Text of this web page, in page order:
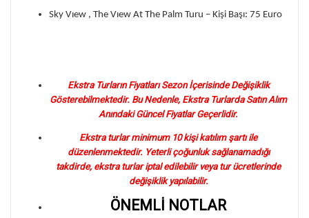
Sky Vıew , The Vıew At The Palm Turu – Kişi Başı: 75 Euro
Ekstra Turların Fiyatları Sezon İçerisinde Değişiklik
Gösterebilmektedir. Bu Nedenle, Ekstra Turlarda Satın Alım
Anındaki Güncel Fiyatlar Geçerlidir.
Ekstra turlar minimum 10 kişi katılım şartı ile
düzenlenmektedir. Yeterli çoğunluk sağlanamadığı
takdirde, ekstra turlar iptal edilebilir veya tur ücretlerinde
değişiklik yapılabilir.
ÖNEMLİ NOTLAR